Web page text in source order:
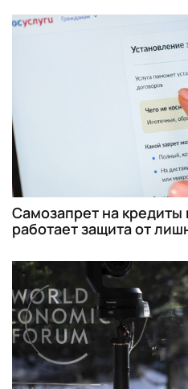
Самозапрет на кредиты
работает защита от